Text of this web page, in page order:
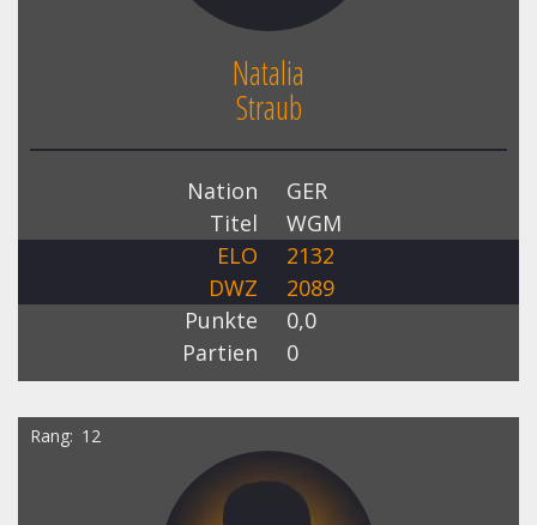
Natalia
Straub
Nation
GER
Titel
WGM
ELO
2132
DWZ
2089
Punkte
0,0
Partien
0
Rang 12